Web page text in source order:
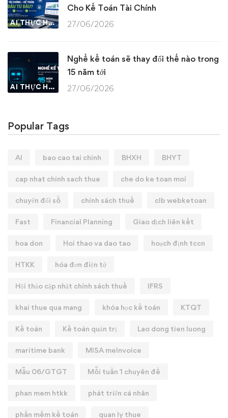
AI THỰC HÀNH
Cho Kế Toán Tài Chính
27/06/2026
AI THỰC HÀNH
Nghề kế toán sẽ thay đổi thế nào trong
15 năm tới
27/06/2026
Popular Tags
AI bao cao tai chinh BHXH BHYT
cap nhat chinh sach thue che do ke toan moi
chuyển đổi số chính sách thuế clb webketoan
Fast Financial Planning Giao dịch liên kết
hoa don Hoi thao va dao tao hoạch định tccn
HTKK hóa đơn điện tử
Hội thảo cập nhật chính sách thuế IFRS
khai thue qua mang khóa học kế toán KTQT
Kế toán Kế toán quản trị Lao dong tien luong
maritime bank MISA meInvoice
Mẫu 06/GTGT Mỗi tuần 1 chuyên đề
phan mem htkk phát triển cá nhân
phần mềm kế toán quan ly thue